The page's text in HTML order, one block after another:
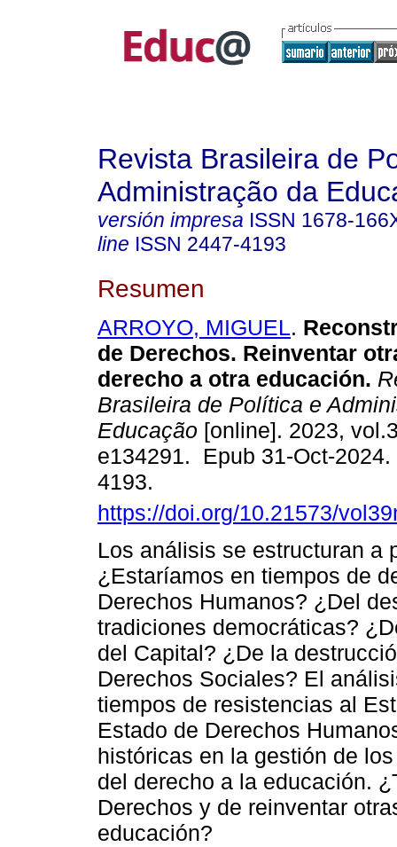
Revista Brasileira de
Administração da
versión impresa ISSN 1678-
line ISSN 2447-4193
Resumen
ARROYO, MIGUEL.
de Derechos. Reinventar
derecho a otra educación.
Brasileira de Política e
Educação [online]. 2023,
e134291. Epub 31-Oct-2024.
4193.
https://doi.org/10.21573/
Los análisis se estructuran a
¿Estaríamos en tiempos de
Derechos Humanos? ¿Del
tradiciones democráticas?
del Capital? ¿De la
Derechos Sociales? El
tiempos de resistencias al
Estado de Derechos
históricas en la gestión de
del derecho a la educación.
Derechos y de reinventar
educación?